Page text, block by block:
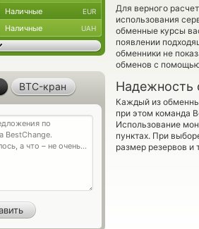
Для верного
использования
обменные курсы
появлении
обменники не
обменов с
Надежность
Каждый из
при этом команда
Использование
пунктах. При
размер резервов и
Наличные EUR
Наличные UAH
BTC-кран